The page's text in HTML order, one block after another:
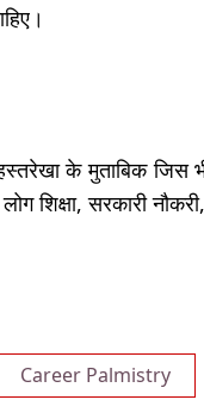
के मुताबिक जिस
शिक्षा, सरकारी
Career Palmistry